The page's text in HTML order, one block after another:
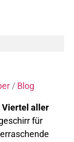
/ Blog
Viertel aller
für